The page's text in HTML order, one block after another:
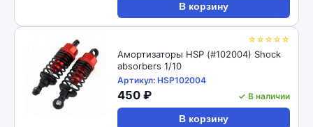
В корзину
☆☆☆☆☆
Амортизаторы HSP (#102004) Shock
absorbers 1/10
Артикул: HSP102004
450 ₽ ✓ В наличии
В корзину